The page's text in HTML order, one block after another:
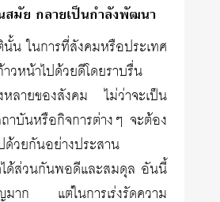
สมัย กลายเป็นกำลังพัฒนา
น ในการที่สังคมหรือประเทศ
วหน้าไปด้วยดีโดยราบรื่น
ลายของสังคม ไม่ว่าจะเป็น
าบันหรือกิจการต่างๆ จะต้อง
ด้วยกันอย่างประสาน
ด้ส่วนกันพอดีและสมดุล อันนี้
มาก แต่ในการเร่งรัดความ